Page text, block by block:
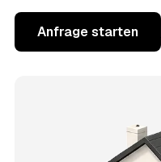
Anfrage starten